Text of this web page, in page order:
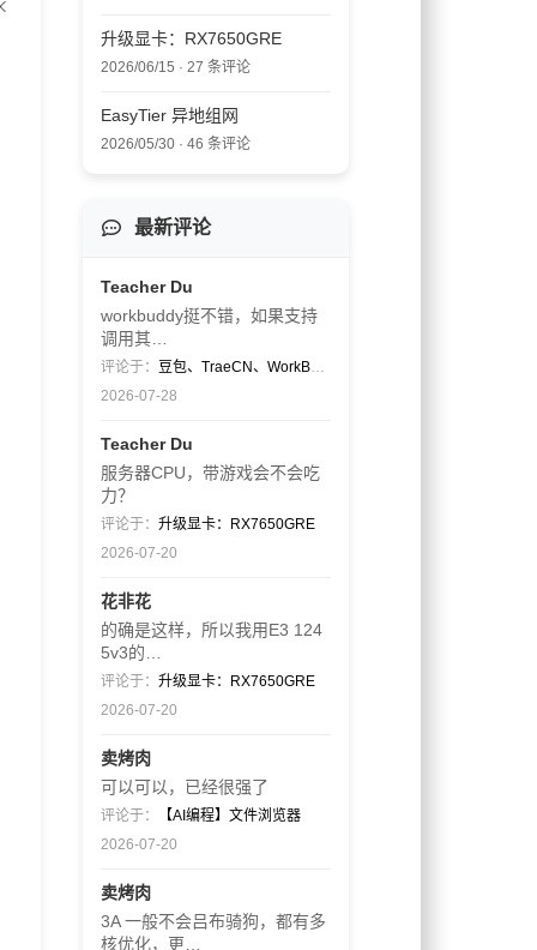
升级显卡：RX7650GRE
2026/06/15 · 27 条评论
EasyTier 异地组网
2026/05/30 · 46 条评论
最新评论
Teacher Du
workbuddy挺不错，如果支持
调用其…
评论于：
豆包、TraeCN、WorkBuddy
2026-07-28
Teacher Du
服务器CPU，带游戏会不会吃
力？
评论于： 升级显卡：RX7650GRE
2026-07-20
花非花
的确是这样，所以我用E3 124
5v3的…
评论于： 升级显卡：RX7650GRE
2026-07-20
卖烤肉
可以可以，已经很强了
评论于：
【AI编程】文件浏览器
2026-07-20
卖烤肉
3A 一般不会吕布骑狗，都有多
核优化，更…